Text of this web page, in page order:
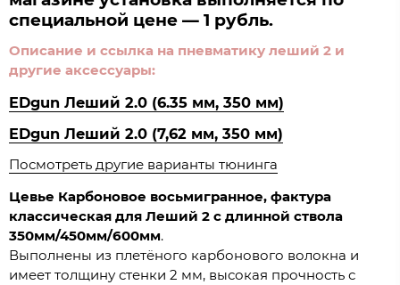
специальной цене — 1 рубль.
Описание и ссылка на пневматику леший 2 и
другие аксессуары:
EDgun Леший 2.0 (6.35 мм, 350 мм)
EDgun Леший 2.0 (7,62 мм, 350 мм)
Посмотреть другие варианты тюнинга
Цевье Карбоновое восьмигранное, фактура
классическая для Леший 2 с длинной ствола
350мм/450мм/600мм.
Выполнены из плетёного карбонового волокна и
имеет толщину стенки 2 мм, высокая прочность с